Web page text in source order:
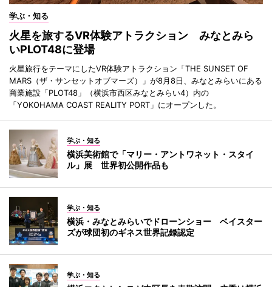
学ぶ・知る
火星を旅するVR体験アトラクション みなとみら
いPLOT48に登場
火星旅行をテーマにしたVR体験アトラクション「THE SUNSET OF
MARS（ザ・サンセットオブマーズ）」が8月8日、みなとみらいにある
商業施設「PLOT48」（横浜市西区みなとみらい4）内の
「YOKOHAMA COAST REALITY PORT」にオープンした。
学ぶ・知る
横浜美術館で「マリー・アントワネット・スタイ
ル」展 世界初公開作品も
学ぶ・知る
横浜・みなとみらいでドローンショー ベイスター
ズが球団初のギネス世界記録認定
学ぶ・知る